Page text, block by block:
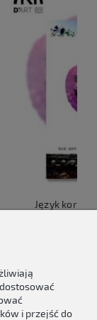
Polaków 1
i przejść do